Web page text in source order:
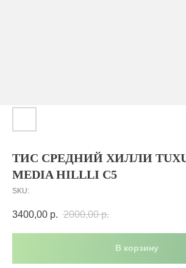
ТИС СРЕДНИЙ ХИЛЛИ
MEDIA HILLLI С5
SKU:
3400,00 р. 2000,00 р.
В корзину